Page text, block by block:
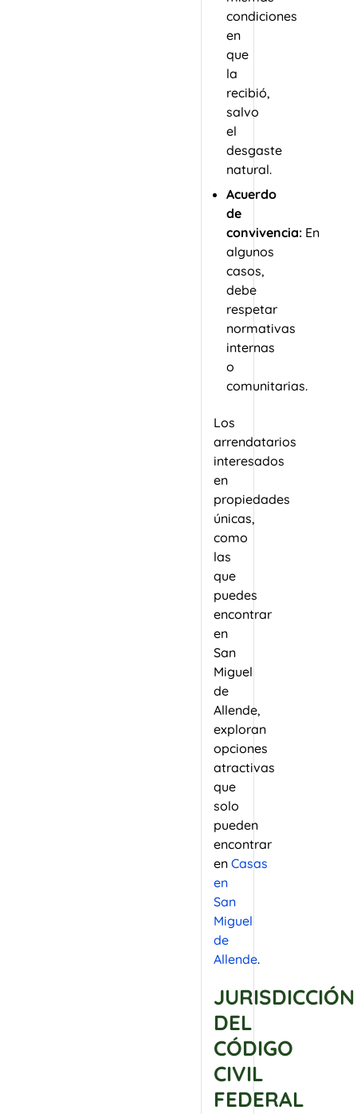
condiciones
en
que
la
recibió,
salvo
el
desgaste
natural.
Acuerdo
de
convivencia:En
algunos
casos,
debe
respetar
normativas
internas
o
comunitarias.
Los
arrendatarios
interesados
en
propiedades
únicas,
como
las
que
puedes
encontrar
en
San
Miguel
de
Allende,
exploran
opciones
atractivas
que
solo
pueden
encontrar
en Casas
en
San
Miguel
de
Allende.
JURISDICCIÓN
DEL
CÓDIGO
CIVIL
FEDERAL